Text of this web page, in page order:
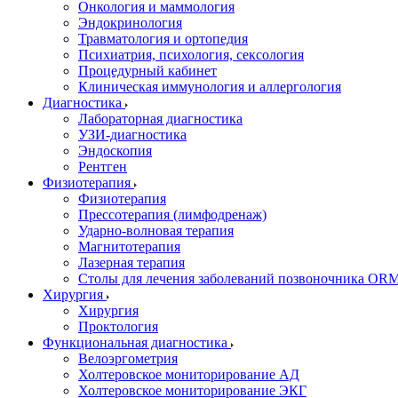
Онкология и маммология
Эндокринология
Травматология и ортопедия
Психиатрия, психология, сексология
Процедурный кабинет
Клиническая иммунология и аллергология
Диагностика
Лабораторная диагностика
УЗИ-диагностика
Эндоскопия
Рентген
Физиотерапия
Физиотерапия
Прессотерапия (лимфодренаж)
Ударно-волновая терапия
Магнитотерапия
Лазерная терапия
Столы для лечения заболеваний позвоночника
Хирургия
Хирургия
Проктология
Функциональная диагностика
Велоэргометрия
Холтеровское мониторирование АД
Холтеровское мониторирование ЭКГ